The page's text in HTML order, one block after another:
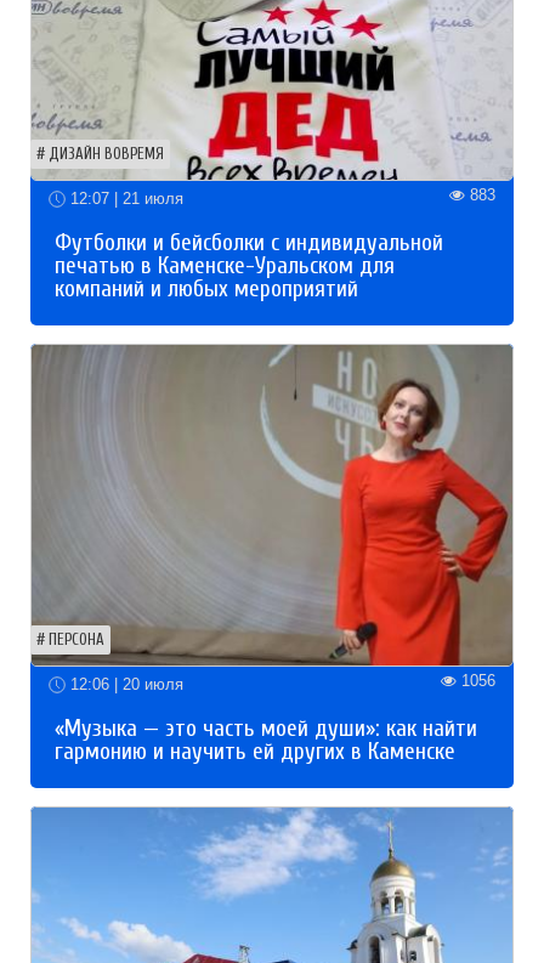
ДИЗАЙН ВОВРЕМЯ
12:07 | 21 июля 883
Футболки и бейсболки с индивидуальной
печатью в Каменске-Уральском для
компаний и любых мероприятий
ПЕРСОНА
12:06 | 20 июля 1056
«Музыка — это часть моей души»: как найти
гармонию и научить ей других в Каменске